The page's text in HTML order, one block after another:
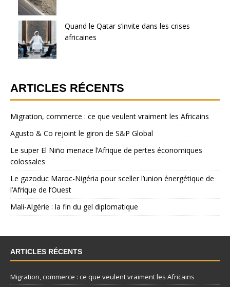
Quand le Qatar s’invite dans les crises
africaines
ARTICLES RÉCENTS
Migration, commerce : ce que veulent vraiment les Africains
Agusto & Co rejoint le giron de S&P Global
Le super El Niño menace l’Afrique de pertes économiques
colossales
Le gazoduc Maroc-Nigéria pour sceller l’union énergétique de
l’Afrique de l’Ouest
Mali-Algérie : la fin du gel diplomatique
ARTICLES RÉCENTS
Migration, commerce : ce que veulent vraiment les Africains